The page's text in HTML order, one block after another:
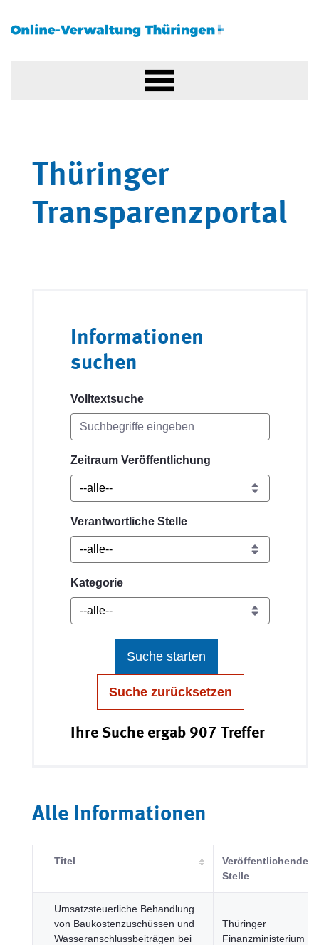
Thüringer
Transparenzportal
Informationen
suchen
Volltextsuche
Zeitraum Veröffentlichung
Verantwortliche Stelle
Kategorie
Suche starten
Suche zurücksetzen
Ihre Suche ergab 907 Treffer
Alle Informationen
Titel
Veröffentlichende
Stelle
Umsatzsteuerliche Behandlung
von Baukostenzuschüssen und
Wasseranschlussbeiträgen bei
Thüringer
Finanzministerium